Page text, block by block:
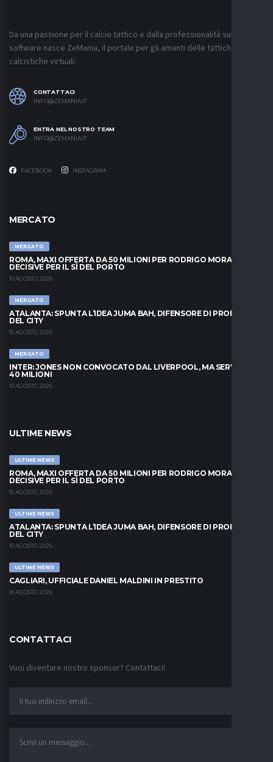
Da una passione per il calcio tattico e dalla professionalità sui
software nasce ZeMania, il portale per gli amanti delle tattiche
calcistiche virtuali.
CONTATTACI
INFO@ZEMANIA.IT
ENTRA NEL NOSTRO TEAM
INFO@ZEMANIA.IT
FACEBOOK INSTAGRAM
MERCATO
MERCATO
ROMA, MAXI OFFERTA DA 50 MILIONI PER RODRIGO MORA: ORE
DECISIVE PER IL SÌ DEL PORTO
10 AGOSTO 2026
MERCATO
ATALANTA: SPUNTA L’IDEA JUMA BAH, DIFENSORE DI PROPRIETÀ
DEL CITY
10 AGOSTO 2026
MERCATO
INTER: JONES NON CONVOCATO DAL LIVERPOOL, MA SERVONO
40 MILIONI
10 AGOSTO 2026
ULTIME NEWS
ULTIME NEWS
ROMA, MAXI OFFERTA DA 50 MILIONI PER RODRIGO MORA: ORE
DECISIVE PER IL SÌ DEL PORTO
10 AGOSTO 2026
ULTIME NEWS
ATALANTA: SPUNTA L’IDEA JUMA BAH, DIFENSORE DI PROPRIETÀ
DEL CITY
10 AGOSTO 2026
ULTIME NEWS
CAGLIARI, UFFICIALE DANIEL MALDINI IN PRESTITO
10 AGOSTO 2026
CONTATTACI
Vuoi diventare nostro sponsor? Contattaci!